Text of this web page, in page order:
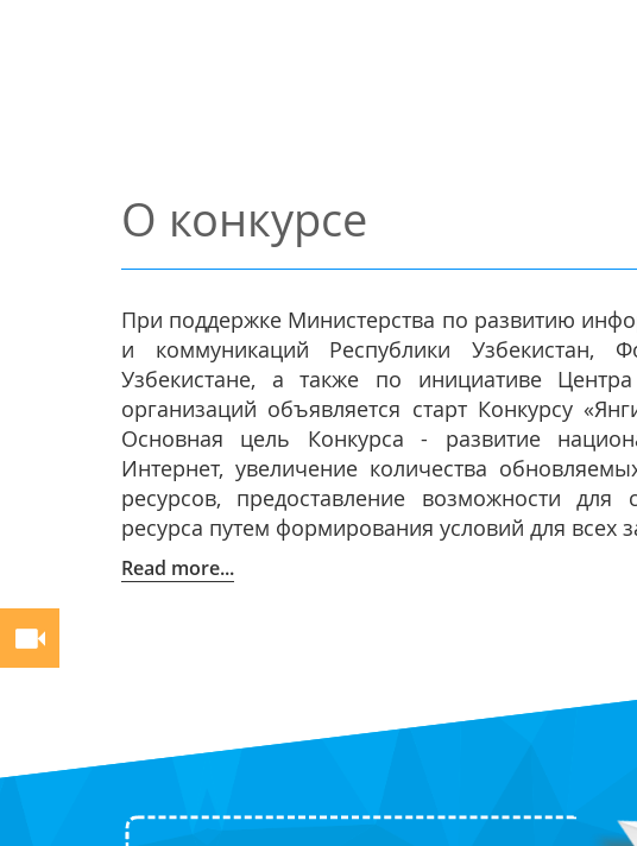
О конкурсе
При поддержке Министерства по развитию
и коммуникаций Республики Узбекистан,
Узбекистане, а также по инициативе
организаций объявляется старт Конкурсу
Основная цель Конкурса - развитие
Интернет, увеличение количества
ресурсов, предоставление возможности для
ресурса путем формирования условий для всех
Read more...